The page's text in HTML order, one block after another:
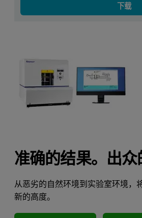
下载
准确的结果。出众
从恶劣的自然环境到实验室环境，
新的高度。